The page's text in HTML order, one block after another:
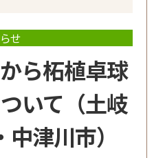
せ
ら柘植卓球
いて（土岐
津川市）